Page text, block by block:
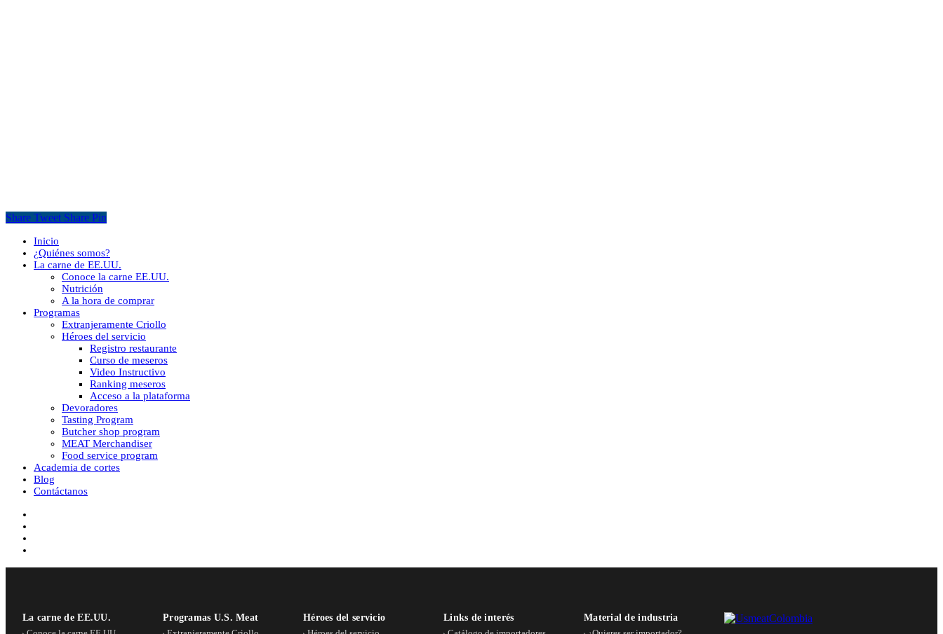
Share Tweet Share Pin
Close
Menu
Inicio
¿Quiénes somos?
La carne de EE.UU.
Conoce la carne EE.UU.
Nutrición
A la hora de comprar
Programas
Extranjeramente Criollo
Héroes del servicio
Registro restaurante
Curso de meseros
Video Instructivo
Ranking meseros
Acceso a la plataforma
Devoradores
Tasting Program
Butcher shop program
MEAT Merchandiser
Food service program
Academia de cortes
Blog
Contáctanos
La carne de EE.UU. Programas U.S. Meat Héroes del servicio Links de interés Material de industria